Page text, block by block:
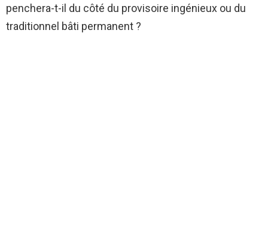
penchera-t-il du côté du provisoire ingénieux ou du
traditionnel bâti permanent ?